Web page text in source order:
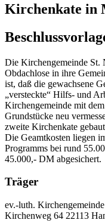
Kirchenkate in
Die Kirchengemeinde St.
Obdachlose in ihre
ist, daß die gewachsene
„versteckte“ Hilfs- und
Kirchengemeinde mit
Grundstücke neu
zweite Kirchenkate
Die Geamtkosten liegen
Programms bei rund
45.000,- DM abgesichert.
Träger
ev.-luth.
Kirchenweg 64 22113